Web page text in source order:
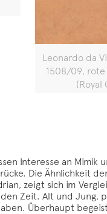
Leonardo da
1508/09,
Interesse an Mimik
Die Ähnlichkeit
zeigt sich im
Zeit. Alt und
Überhaupt